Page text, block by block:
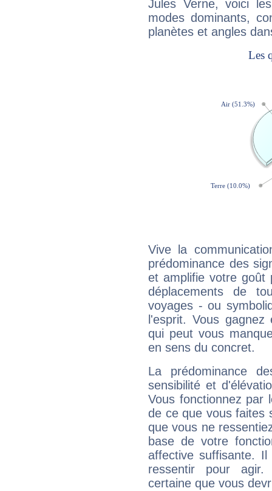
Jules Verne, voici
modes dominants,
planètes et angles
Vive la
prédominance des
et amplifie votre goût
déplacements de
voyages - ou
l'esprit. Vous
qui peut vous
en sens du concret.
La prédominance
sensibilité et
Vous fonctionnez
de ce que vous faites
que vous ne
base de votre
affective suffisante.
ressentir pour agir.
certaine que vous